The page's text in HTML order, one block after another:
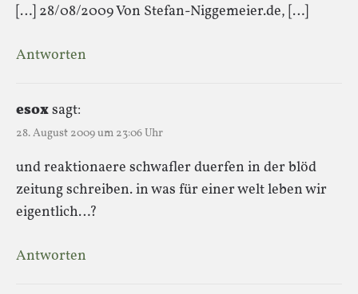
[…] 28/08/2009 Von Stefan-Niggemeier.de, […]
Antworten
esoxsagt:
28. August 2009 um 23:06 Uhr
und reaktionaere schwafler duerfen in der blöd
zeitung schreiben. in was für einer welt leben wir
eigentlich…?
Antworten